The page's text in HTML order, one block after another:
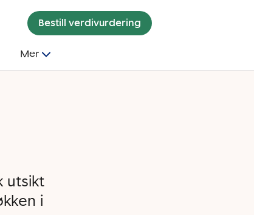
Bestill verdivurdering
Mer
utsikt
i